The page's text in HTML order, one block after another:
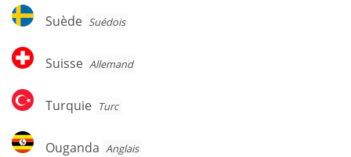
Suède
Suède Suédois
Suisse
Suisse Allemand
Turquie
Turquie Turc
Ouganda
Ouganda Anglais